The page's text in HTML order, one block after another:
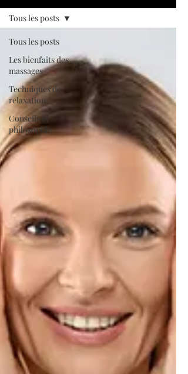
chers clients(es), après un massage ou un
soin, je suis remplie de gratitude.
Tous les posts
Les bienfaits des
massages
Techniques de
relaxation
Conseils et
philosophie
Tous les posts